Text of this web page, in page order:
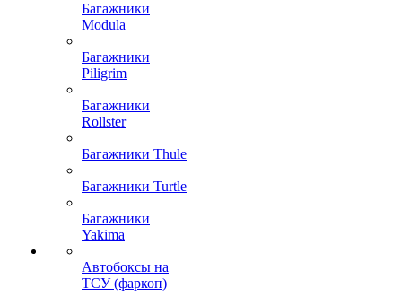
Багажники
Modula
Багажники
Piligrim
Багажники
Rollster
Багажники Thule
Багажники Turtle
Багажники
Yakima
Автобоксы на
ТСУ (фаркоп)